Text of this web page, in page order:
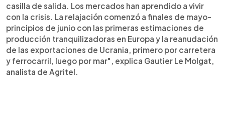
casilla de salida. Los mercados han aprendido a vivir
con la crisis. La relajación comenzó a finales de mayo-
principios de junio con las primeras estimaciones de
producción tranquilizadoras en Europa y la reanudación
de las exportaciones de Ucrania, primero por carretera
y ferrocarril, luego por mar", explica Gautier Le Molgat,
analista de Agritel.